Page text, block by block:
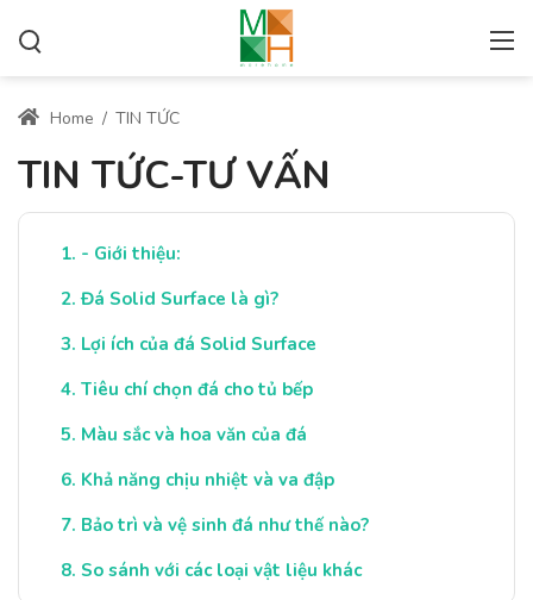
Home / TIN TỨC
TIN TỨC-TƯ VẤN
- Giới thiệu:
Đá Solid Surface là gì?
Lợi ích của đá Solid Surface
Tiêu chí chọn đá cho tủ bếp
Màu sắc và hoa văn của đá
Khả năng chịu nhiệt và va đập
Bảo trì và vệ sinh đá như thế nào?
So sánh với các loại vật liệu khác